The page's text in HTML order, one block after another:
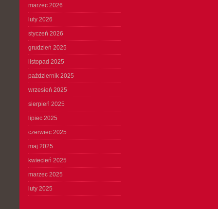
marzec 2026
luty 2026
styczeń 2026
grudzień 2025
listopad 2025
październik 2025
wrzesień 2025
sierpień 2025
lipiec 2025
czerwiec 2025
maj 2025
kwiecień 2025
marzec 2025
luty 2025